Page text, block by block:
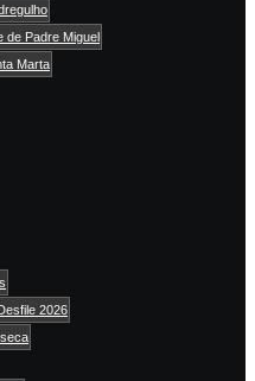
de Padre Miguel
Marta
2026